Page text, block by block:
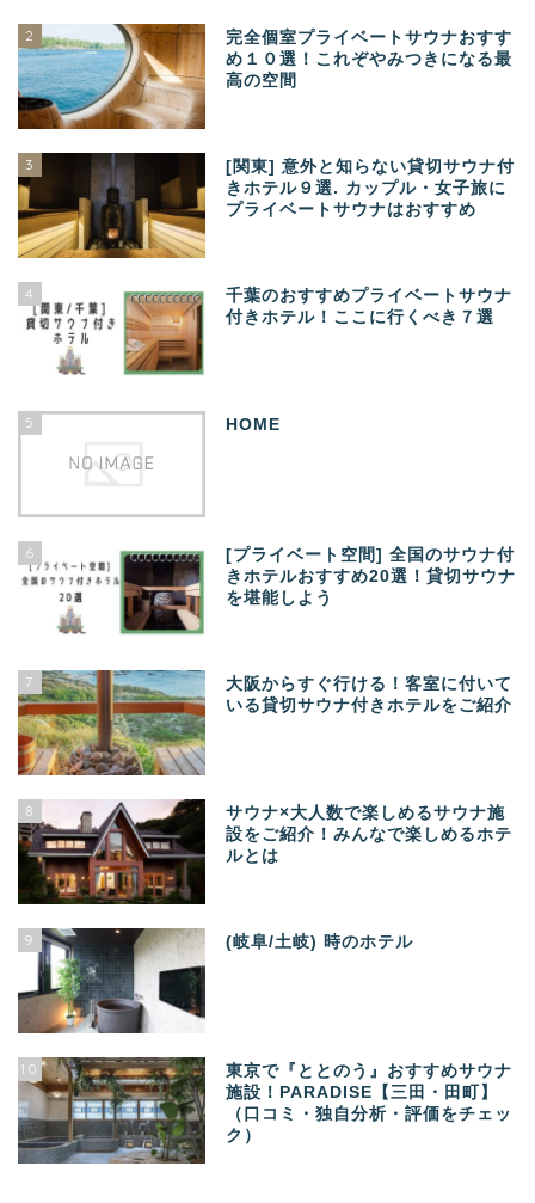
2
完全個室プライベートサウナおすす
め１０選！これぞやみつきになる最
高の空間
3
[関東] 意外と知らない貸切サウナ付
きホテル９選. カップル・女子旅に
プライベートサウナはおすすめ
4
千葉のおすすめプライベートサウナ
付きホテル！ここに行くべき７選
5 HOME
6
[プライベート空間] 全国のサウナ付
きホテルおすすめ20選！貸切サウナ
を堪能しよう
7
大阪からすぐ行ける！客室に付いて
いる貸切サウナ付きホテルをご紹介
8
サウナ×大人数で楽しめるサウナ施
設をご紹介！みんなで楽しめるホテ
ルとは
9 (岐阜/土岐) 時のホテル
10
東京で『ととのう』おすすめサウナ
施設！PARADISE【三田・田町】
（口コミ・独自分析・評価をチェッ
ク）